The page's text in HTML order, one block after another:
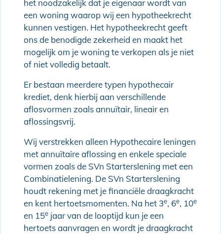
het noodzakelijk dat je eigenaar wordt van
een woning waarop wij een hypotheekrecht
kunnen vestigen. Het hypotheekrecht geeft
ons de benodigde zekerheid en maakt het
mogelijk om je woning te verkopen als je niet
of niet volledig betaalt.
Er bestaan meerdere typen hypothecair
krediet, denk hierbij aan verschillende
aflosvormen zoals annuïtair, lineair en
aflossingsvrij.
Wij verstrekken alleen Hypothecaire leningen
met annuïtaire aflossing en enkele speciale
vormen zoals de SVn Starterslening met een
Combinatielening. De SVn Starterslening
houdt rekening met je financiële draagkracht
en kent hertoetsmomenten. Na het 3e, 6e, 10e
en 15e jaar van de looptijd kun je een
hertoets aanvragen en wordt je draagkracht